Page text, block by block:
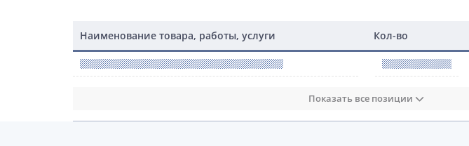
Наименование товара, работы, услуги Кол-во
Показать все позиции